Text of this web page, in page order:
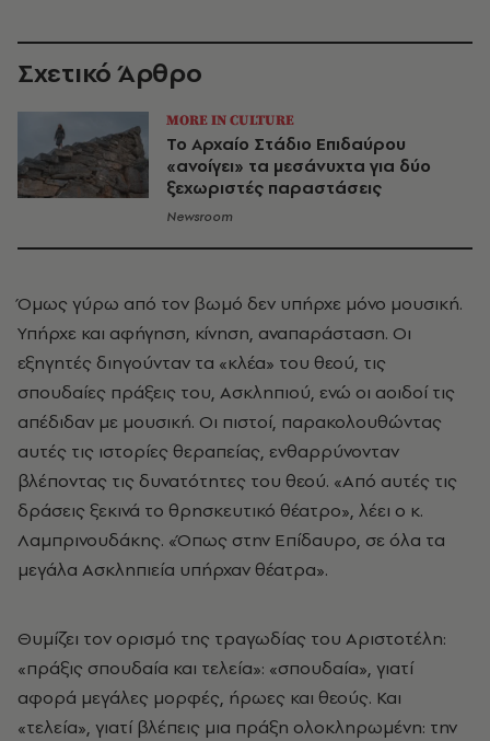
Σχετικό Άρθρο
MORE IN CULTURE
Το Αρχαίο Στάδιο Επιδαύρου
«ανοίγει» τα μεσάνυχτα για δύο
ξεχωριστές παραστάσεις
Newsroom
Όμως γύρω από τον βωμό δεν υπήρχε μόνο μουσική.
Υπήρχε και αφήγηση, κίνηση, αναπαράσταση. Οι
εξηγητές διηγούνταν τα «κλέα» του θεού, τις
σπουδαίες πράξεις του, Ασκληπιού, ενώ οι αοιδοί τις
απέδιδαν με μουσική. Οι πιστοί, παρακολουθώντας
αυτές τις ιστορίες θεραπείας, ενθαρρύνονταν
βλέποντας τις δυνατότητες του θεού. «Από αυτές τις
δράσεις ξεκινά το θρησκευτικό θέατρο», λέει ο κ.
Λαμπρινουδάκης. «Όπως στην Επίδαυρο, σε όλα τα
μεγάλα Ασκληπιεία υπήρχαν θέατρα».
Θυμίζει τον ορισμό της τραγωδίας του Αριστοτέλη:
«πράξις σπουδαία και τελεία»: «σπουδαία», γιατί
αφορά μεγάλες μορφές, ήρωες και θεούς. Και
«τελεία», γιατί βλέπεις μια πράξη ολοκληρωμένη: την